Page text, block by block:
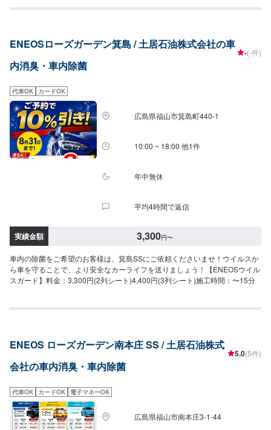
ENEOSローズガーデン箕島 / 土居石油株式会社の車
内消臭・車内除菌
-(-件)
代車OK カードOK
広島県福山市箕島町440-1
10:00 ~ 18:00 他1件
年中無休
平均4時間で返信
実績金額 3,300円〜
車内の除菌をご希望のお客様は、箕島SSにご依頼くださいませ！ウイルスか
ら車を守ることで、より安全なカーライフを送りましょう！【ENEOSウイル
スガード】料金：3,300円(2列シート)4,400円(3列シート)施工時間：〜15分
ENEOS ローズガーデン南本庄 SS / 土居石油株式
会社の車内消臭・車内除菌
5.0(5件)
代車OK カードOK 電子マネーOK
広島県福山市南本庄3-1-44